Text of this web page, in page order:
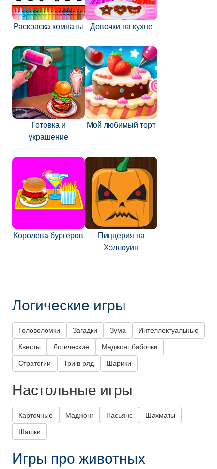
Раскраска комнаты Девочки на кухне
Готовка и
украшение
Мой любимый торт
Королева бургеров
Пиццерия на
Хэллоуин
Логические игры
Головоломки Загадки Зума Интеллектуальные
Квесты Логические Маджонг бабочки
Стратегии Три в ряд Шарики
Настольные игры
Карточные Маджонг Пасьянс Шахматы
Шашки
Игры про животных